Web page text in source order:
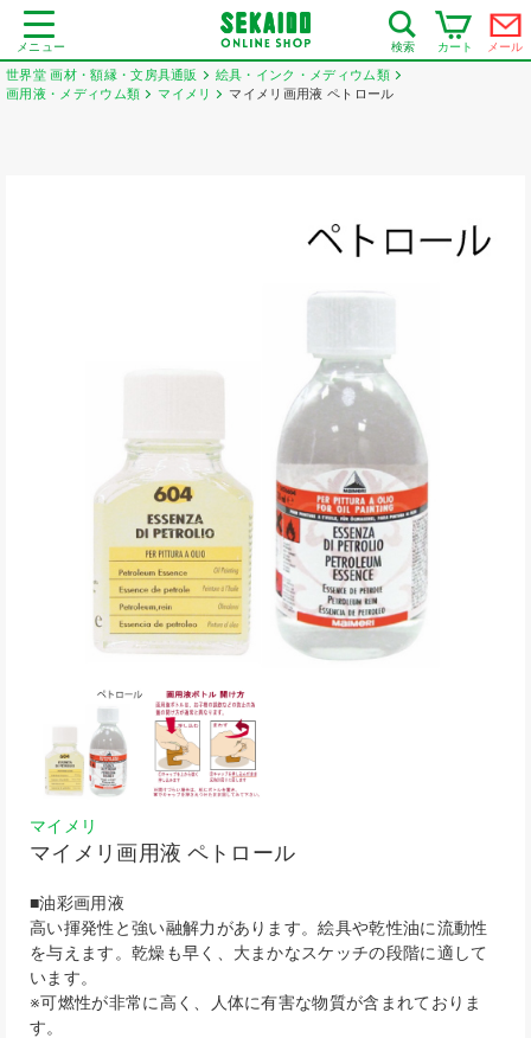
メニュー 検索 カート メール
世界堂 画材・額縁・文房具通販
絵具・インク・メディウム類
画用液・メディウム類
マイメリ マイメリ画用液 ペトロール
マイメリ
マイメリ画用液 ペトロール
■油彩画用液
高い揮発性と強い融解力があります。絵具や乾性油に流動性
を与えます。乾燥も早く、大まかなスケッチの段階に適して
います。
※可燃性が非常に高く、人体に有害な物質が含まれておりま
す。